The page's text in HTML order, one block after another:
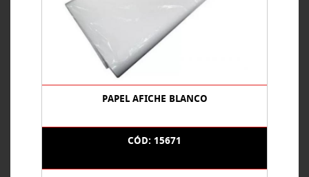
PAPEL AFICHE BLANCO
CÓD: 15671